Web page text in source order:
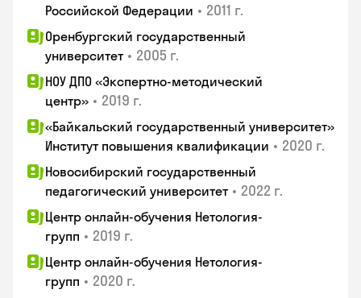
Российской Федерации • 2011 г.
Оренбургский государственный
университет • 2005 г.
НОУ ДПО «Экспертно-методический
центр» • 2019 г.
«Байкальский государственный университет»
Институт повышения квалификации • 2020 г.
Новосибирский государственный
педагогический университет • 2022 г.
Центр онлайн-обучения Нетология-
групп • 2019 г.
Центр онлайн-обучения Нетология-
групп • 2020 г.